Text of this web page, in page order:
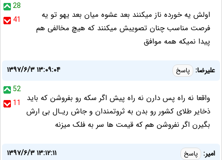
28
41
اولش یه خورده ناز میکنند بعد عشوه میان بعد یهو تو یه
فرصت مناسب چنان تصویبش میکنند که هیچ مخالفی هم
پیدا نمیکه همه موافق
علیرضا: پاسخ
۱۳۹۷/۶/۳ ۱۳:۰۹:۰۴
52
11
واقعا نه راه پس دارن نه راه پیش اگر سکه رو بفروشن که باید
ذخایر طلای کشور رو بدن به ثروتمندان و جاش ریـال بی ارش
بگیرن اگر نفروشن هم که قیمت ها سر به فلک میزنه
امیر: پاسخ
۱۳۹۷/۶/۳ ۱۳:۱۲:۱۱